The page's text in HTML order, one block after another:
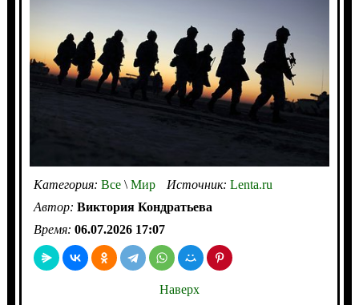
Категория: Все\Мир Источник: Lenta.ru
Автор: Виктория Кондратьева
Время: 06.07.2026 17:07
Наверх